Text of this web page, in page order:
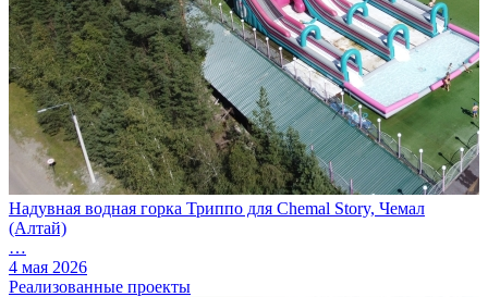
Надувная водная горка Триппо для Chemal Story, Чемал
(Алтай)
…
4 мая 2026
Реализованные проекты